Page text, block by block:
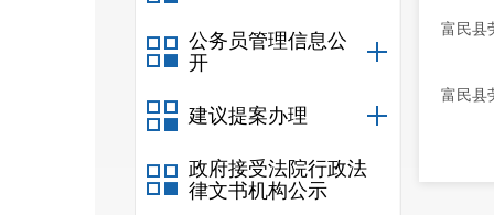
公务员管理信息公
开
建议提案办理
政府接受法院行政法
律文书机构公示
富民县
富民县